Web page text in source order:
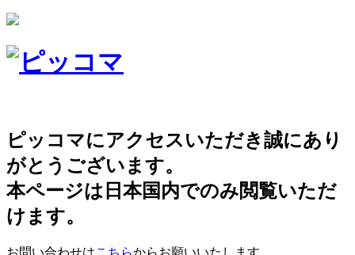
ピッコマにアクセスいただき誠にあり
がとうございます。
本ページは日本国内でのみ閲覧いただ
けます。
お問い合わせはこちらからお願いいたします。